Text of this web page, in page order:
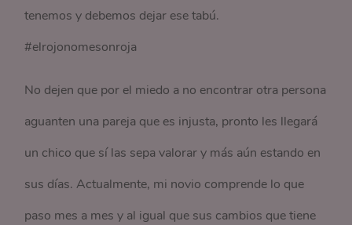
tenemos y debemos dejar ese tabú.
#elrojonomesonroja
No dejen que por el miedo a no encontrar otra persona
aguanten una pareja que es injusta, pronto les llegará
un chico que sí las sepa valorar y más aún estando en
sus días. Actualmente, mi novio comprende lo que
paso mes a mes y al igual que sus cambios que tiene